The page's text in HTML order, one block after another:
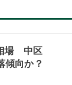
相場 中区
向か？